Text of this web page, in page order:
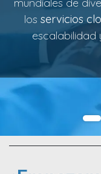
los servicios
escalabilidad